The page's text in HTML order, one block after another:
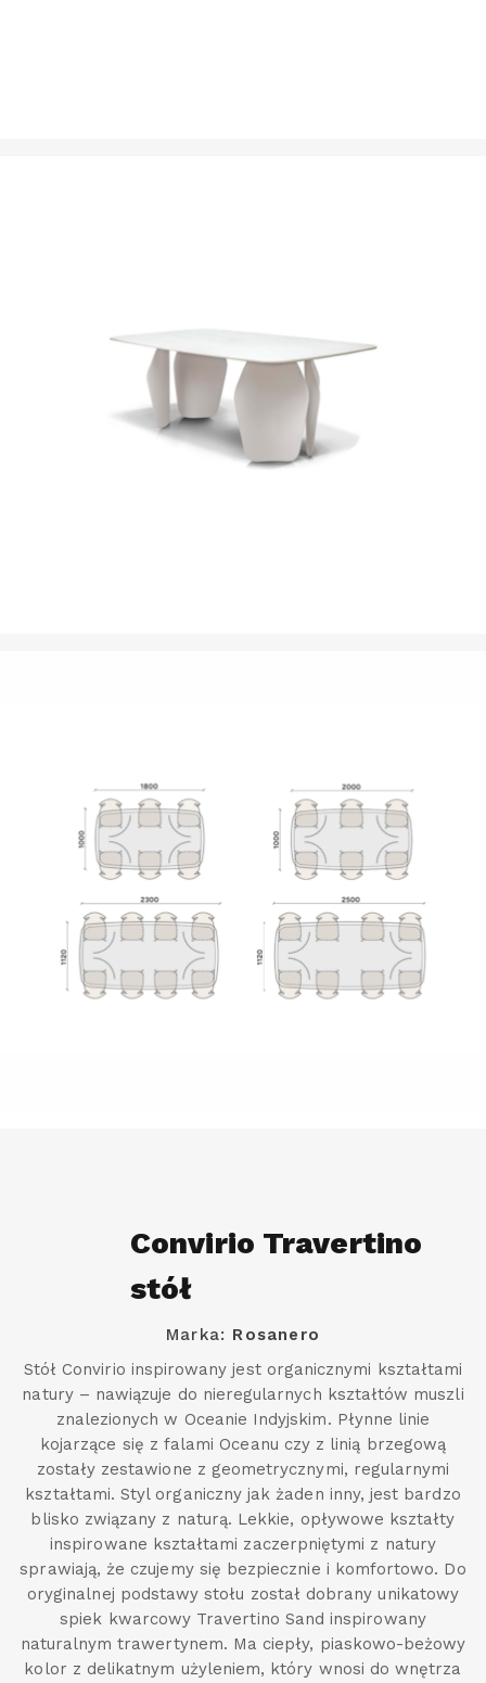
Convirio Travertino
stół
Marka: Rosanero
Stół Convirio inspirowany jest organicznymi kształtami
natury – nawiązuje do nieregularnych kształtów muszli
znalezionych w Oceanie Indyjskim. Płynne linie
kojarzące się z falami Oceanu czy z linią brzegową
zostały zestawione z geometrycznymi, regularnymi
kształtami. Styl organiczny jak żaden inny, jest bardzo
blisko związany z naturą. Lekkie, opływowe kształty
inspirowane kształtami zaczerpniętymi z natury
sprawiają, że czujemy się bezpiecznie i komfortowo. Do
oryginalnej podstawy stołu został dobrany unikatowy
spiek kwarcowy Travertino Sand inspirowany
naturalnym trawertynem. Ma ciepły, piaskowo-beżowy
kolor z delikatnym użyleniem, który wnosi do wnętrza